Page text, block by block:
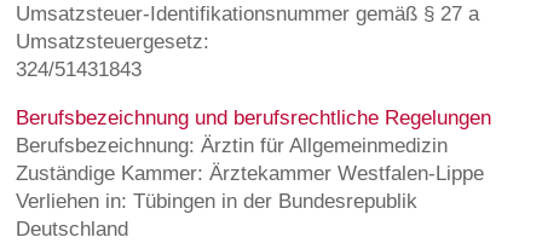
Umsatzsteuer-Identifikationsnummer gemäß § 27 a
Umsatzsteuergesetz:
324/51431843
Berufsbezeichnung und berufsrechtliche Regelungen
Berufsbezeichnung: Ärztin für Allgemeinmedizin
Zuständige Kammer: Ärztekammer Westfalen-Lippe
Verliehen in: Tübingen in der Bundesrepublik
Deutschland